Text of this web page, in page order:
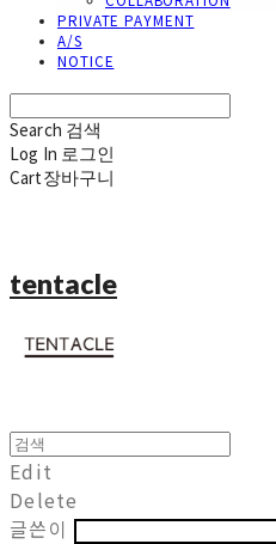
PRIVATE PAYMENT
A/S
NOTICE
Search 검색
Log In 로그인
Cart장바구니
tentacle
Edit
Delete
글쓴이